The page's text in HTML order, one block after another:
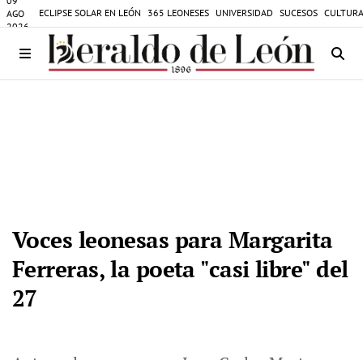
AGO
2026
ECLIPSE SOLAR EN LEÓN 365 LEONESES UNIVERSIDAD SUCESOS
Voces leonesas para Margarita
Ferreras, la poeta "casi libre" del
27